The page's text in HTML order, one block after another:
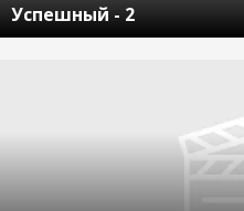
Успешный - 2